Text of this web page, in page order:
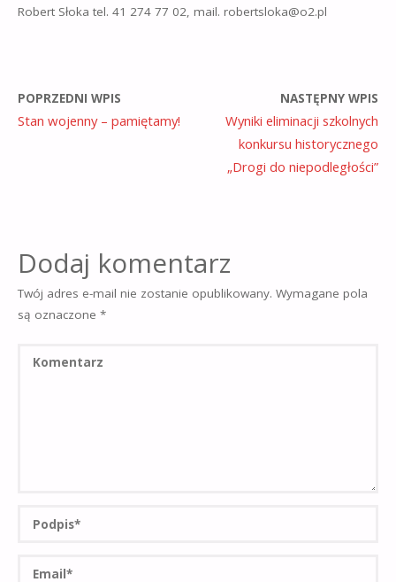
Robert Słoka tel. 41 274 77 02, mail. robertsloka@o2.pl
POPRZEDNI WPIS
Stan wojenny – pamiętamy!
NASTĘPNY WPIS
Wyniki eliminacji szkolnych
konkursu historycznego
„Drogi do niepodległości”
Dodaj komentarz
Twój adres e-mail nie zostanie opublikowany. Wymagane pola
są oznaczone*